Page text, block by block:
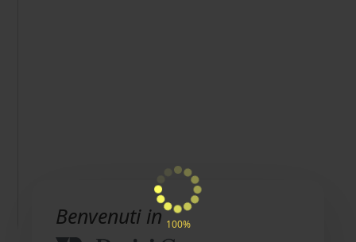
100%
Benvenuti in